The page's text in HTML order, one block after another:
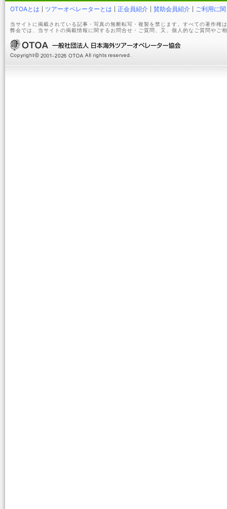
OTOAとは ツアーオペレーターとは 正会員紹介 賛助会員紹介 ご利用に
当サイトに掲載されている記事・写真の無断転写・複製を禁じます。すべての著作権
弊会では、当サイトの掲載情報に関するお問合せ・ご質問、又、個人的なご質問やご